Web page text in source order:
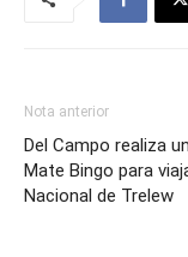
Nota anterior
Del Campo realiza
Mate Bingo para
Nacional de Trelew